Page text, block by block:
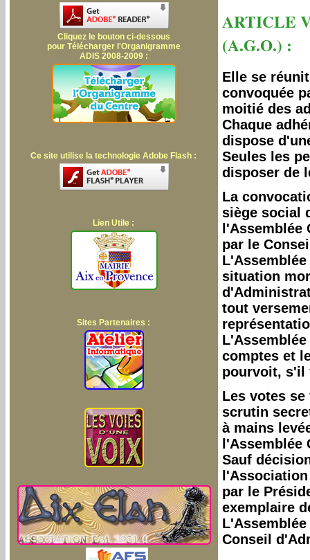
Cliquez le bouton ci-dessous
pour Télécharger l'Organigramme
ADIS 2008-2009 :
Ce site utilise la technologie Adobe Flash :
Lien Utile :
Sites Partenaires :
ARTICLE
(A.G.O.) :
Elle se
convoquée
moitié des
Chaque
dispose
Seules les
disposer de
La
siège social
par le
situation
tout
comptes et
pourvoit, s'il
Les votes
scrutin
à mains
l'Assemblée
Sauf
par le
exemplaire
Conseil